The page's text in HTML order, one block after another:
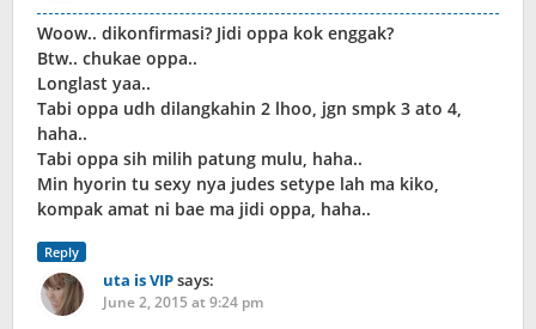
Woow.. dikonfirmasi? Jidi oppa kok enggak?
Btw.. chukae oppa..
Longlast yaa..
Tabi oppa udh dilangkahin 2 lhoo, jgn smpk 3 ato 4,
haha..
Tabi oppa sih milih patung mulu, haha..
Min hyorin tu sexy nya judes setype lah ma kiko,
kompak amat ni bae ma jidi oppa, haha..
Reply
uta is VIPsays:
June 2, 2015 at 9:24 pm